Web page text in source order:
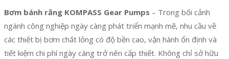
Bơm bánh răng KOMPASS Gear Pumps – Trong bối cảnh
ngành công nghiệp ngày càng phát triển mạnh mẽ, nhu cầu về
các thiết bị bơm chất lỏng có độ bền cao, vận hành ổn định và
tiết kiệm chi phí ngày càng trở nên cấp thiết. Không chỉ sở hữu